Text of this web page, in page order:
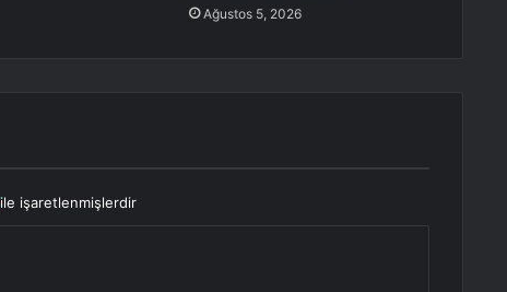
Ağustos 5, 2026
ile işaretlenmişlerdir